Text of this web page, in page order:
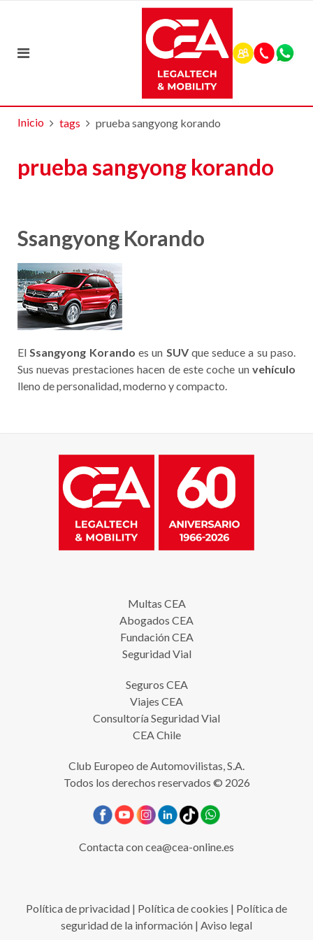
Inicio tags prueba sangyong korando
prueba sangyong korando
Ssangyong Korando
ElSsangyong Korando es un SUVque seduce a su paso.
Sus nuevas prestaciones hacen de este coche un vehículo
lleno de personalidad, moderno y compacto.
Multas CEA
Abogados CEA
Fundación CEA
Seguridad Vial
Seguros CEA
Viajes CEA
Consultoría Seguridad Vial
CEA Chile
Club Europeo de Automovilistas, S.A.
Todos los derechos reservados © 2026
Contacta concea@cea-online.es
Política de privacidad | Política de cookies | Política de
seguridad de la información | Aviso legal